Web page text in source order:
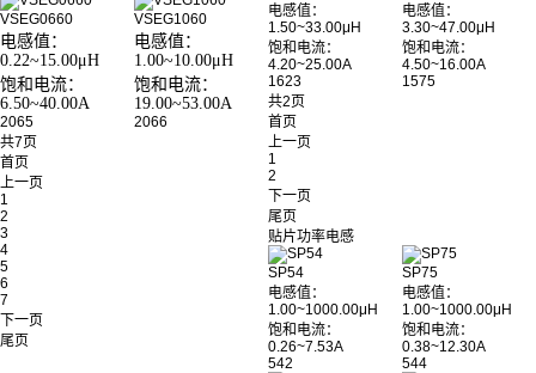
VSEG0660
电感值：
0.22~15.00μH
饱和电流：
6.50~40.00A
2065
VSEG1060
电感值：
1.00~10.00μH
饱和电流：
19.00~53.00A
2066
共7页
首页
上一页
1
2
3
4
5
6
7
下一页
尾页
电感值：
1.50~33.00μH
饱和电流：
4.20~25.00A
1623
电感值：
3.30~47.00μH
饱和电流：
4.50~16.00A
1575
共2页
首页
上一页
1
2
下一页
尾页
贴片功率电感
SP54
电感值：
1.00~1000.00μH
饱和电流：
0.26~7.53A
542
SP75
电感值：
1.00~1000.00μH
饱和电流：
0.38~12.30A
544